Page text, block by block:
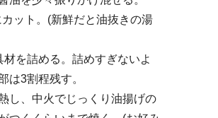
ット。(新鮮だと油抜きの湯
を詰める。詰めすぎないよ
は3割程残す。
し、中火でじっくり油揚げの